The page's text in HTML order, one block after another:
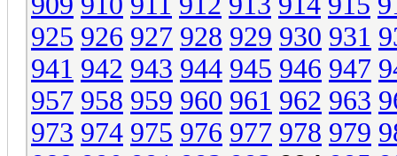
925 926 927 928 929 930 931
941 942 943 944 945 946 947
957 958 959 960 961 962 963
973 974 975 976 977 978 979